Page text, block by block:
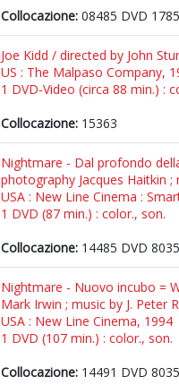
Collocazione: 08485 DVD 1785
Joe Kidd / directed by John
US : The Malpaso Company,
1 DVD-Video (circa 88 min.) :
Collocazione: 15363
Nightmare - Dal profondo
photography Jacques Haitkin
USA : New Line Cinema :
1 DVD (87 min.) : color., son.
Collocazione: 14485 DVD 8035
Nightmare - Nuovo incubo =
Mark Irwin ; music by J. Peter
USA : New Line Cinema, 1994
1 DVD (107 min.) : color., son.
Collocazione: 14491 DVD 8035